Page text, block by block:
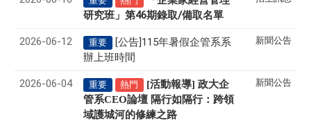
研究班」第46期錄取/備取名單
2026-06-12 重要
[公告]115年暑假企管系系
辦上班時間
新聞公告
2026-06-04 重要 熱門
[活動報導] 政大企
管系CEO論壇 隔行如隔行：跨領
域護城河的修練之路
新聞公告